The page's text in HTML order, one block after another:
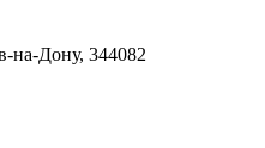
на-Дону, 344082